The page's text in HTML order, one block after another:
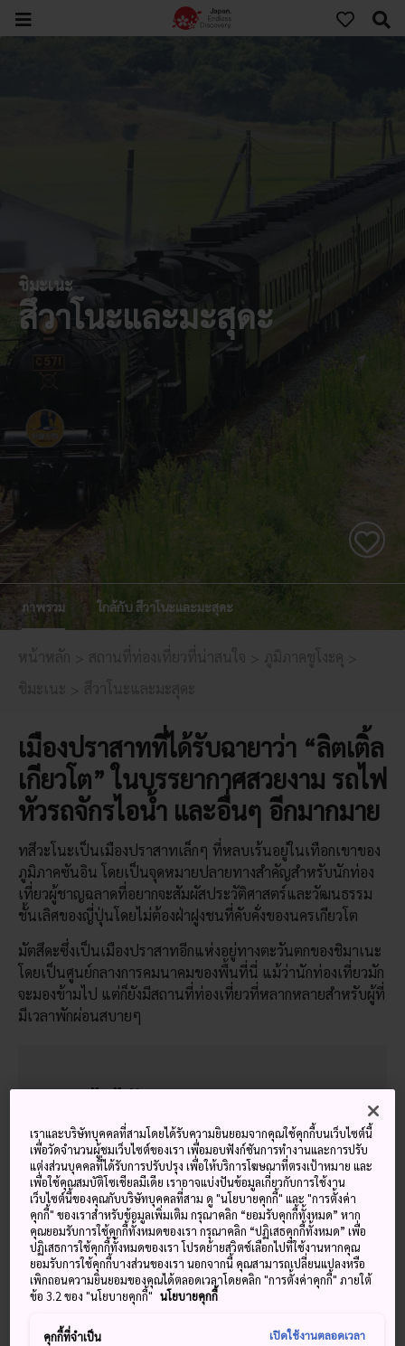
ชิมะเนะ
สึวาโนะและมะสุดะ
ภาพรวม ใกล้กับ สึวาโนะและมะสุดะ
เมืองปราสาทที่ได้รับฉายาว่า “ลิตเติ้ล
เกียวโต” ในบรรยากาศสวยงาม รถไฟ
หัวรถจักรไอน้ำ และอื่นๆ อีกมากมาย
ทสึวะโนะเป็นเมืองปราสาทเล็กๆ ที่หลบเร้นอยู่ในเทือกเขาของ
ภูมิภาคซันอิน โดยเป็นจุดหมายปลายทางสำคัญสำหรับนักท่อง
เที่ยวผู้ชาญฉลาดที่อยากจะสัมผัสประวัติศาสตร์และวัฒนธรรม
ชั้นเลิศของญี่ปุ่นโดยไม่ต้องฝ่าฝูงชนที่คับคั่งของนครเกียวโต
มัตสึดะซึ่งเป็นเมืองปราสาทอีกแห่งอยู่ทางตะวันตกของชิมาเนะ
โดยเป็นศูนย์กลางการคมนาคมของพื้นที่นี่ แม้ว่านักท่องเที่ยวมัก
จะมองข้ามไป แต่ก็ยังมีสถานที่ท่องเที่ยวที่หลากหลายสำหรับผู้ที่
มีเวลาพักผ่อนสบายๆ
ยาบุซาเมะหรือการยิงธนูบนหลังม้าที่เร้าใจ
สวนเซนที่ออกแบบโดยพระเซสชุ และนักวาดภาพ
ทิวทัศน์นามกระเดื่อง
โดยสารรถไฟหัวรถจักรไอน้ำ SL ยามากุุจิ-โก
วิธีการการเดินทาง
เราและบริษัทบุคคลที่สามโดยได้รับความยินยอมจากคุณใช้คุกกี้บนเว็บไซต์นี้
เพื่อวัดจำนวนผู้ชมเว็บไซต์ของเรา เพื่อมอบฟังก์ชันการทำงานและการปรับ
แต่งส่วนบุคคลที่ได้รับการปรับปรุง เพื่อให้บริการโฆษณาที่ตรงเป้าหมาย และ
เพื่อใช้คุณสมบัติโซเชียลมีเดีย เราอาจแบ่งปันข้อมูลเกี่ยวกับการใช้งาน
เว็บไซต์นี้ของคุณกับบริษัทบุคคลที่สาม ดู "นโยบายคุกกี้" และ "การตั้งค่า
คุกกี้" ของเราสำหรับข้อมูลเพิ่มเติม กรุณาคลิก “ยอมรับคุกกี้ทั้งหมด” หาก
คุณยอมรับการใช้คุกกี้ทั้งหมดของเรา กรุณาคลิก “ปฏิเสธคุกกี้ทั้งหมด” เพื่อ
ปฏิเสธการใช้คุกกี้ทั้งหมดของเรา โปรดย้ายสวิตช์เลือกไปที่ใช้งานหากคุณ
ยอมรับการใช้คุกกี้บางส่วนของเรา นอกจากนี้ คุณสามารถเปลี่ยนแปลงหรือ
เพิกถอนความยินยอมของคุณได้ตลอดเวลาโดยคลิก "การตั้งค่าคุกกี้" ภายใต้
ข้อ 3.2 ของ "นโยบายคุกกี้" นโยบายคุกกี้
คุกกี้ที่จำเป็น เปิดใช้งานตลอดเวลา